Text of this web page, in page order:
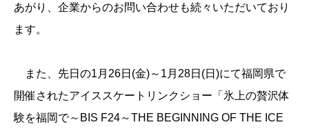
あがり、企業からのお問い合わせも続々いただいており
ます。
また、先日の1月26日(金)～1月28日(日)にて福岡県で
開催されたアイススケートリンクショー「氷上の贅沢体
験を福岡で～BIS F24～THE BEGINNING OF THE ICE